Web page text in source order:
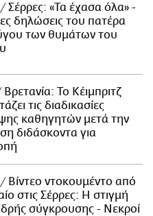
Σέρρες: «Τα έχασα όλα» -
δηλώσεις του πατέρα
των θυμάτων του
Βρετανία: Το Κέιμπριτζ
τις διαδικασίες
καθηγητών μετά την
διδάσκοντα για
Βίντεο ντοκουμέντο από
στις Σέρρες: Η στιγμή
σύγκρουσης - Νεκροί